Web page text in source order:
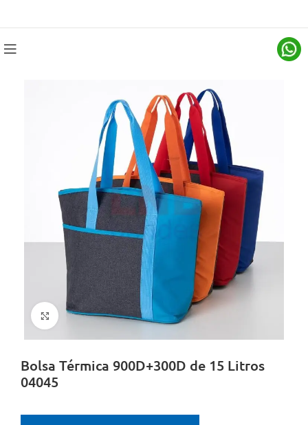
Clique para ampliar
Bolsa Térmica 900D+300D de 15 Litros
04045